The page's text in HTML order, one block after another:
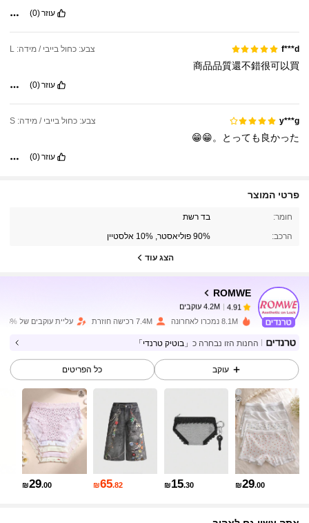
עוזר(0)
f***d צבע: כחול בייבי / מידה: L
商品品質還不錯很可以買
עוזר(0)
y***g צבע: כחול בייבי / מידה: S
とっても良かった。😁😁
עוזר(0)
פרטי המוצר
חומר: בד רשת
הרכב: 90% פוליאסטר, 10% אלסטיין
הצג עוד
ROMWE
4.2M עוקבים
4.91 4.2M עוקבים
4.91
4.91 4.2M עוקבים
8.1M נמכרו לאחרונה 7.4M רכישה חוזרת עליית עוקבים של 13%
החנות הזו נבחרה כ 「בוטיק טרנדי」
עוקב כל הפריטים
₪29.00
₪15.30
₪65.82
₪29.00